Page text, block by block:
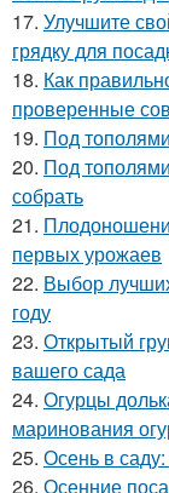
17. Улучшите
грядку для
18. Как
проверенные
19. Под
20. Под
собрать
21.
первых урожаев
22. Выбор
году
23. Открытый
вашего сада
24. Огурцы
маринования
25. Осень в
26. Осенние